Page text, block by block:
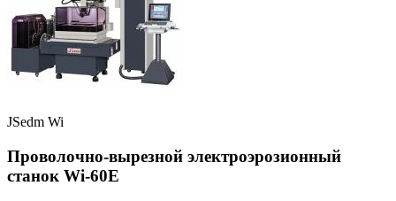
JSedm Wi
Проволочно-вырезной электроэрозионный
станок Wi-60E